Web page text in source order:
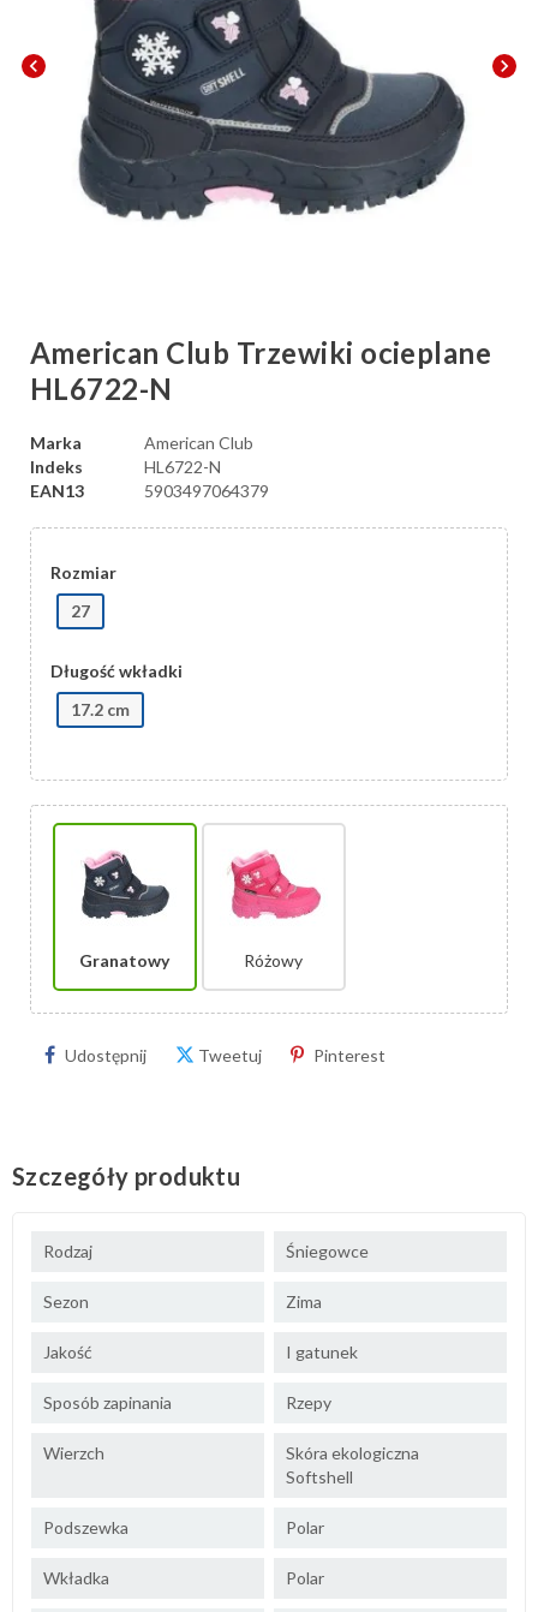
chevron_left chevron_right
American Club Trzewiki ocieplane
HL6722-N
Marka
American Club
Indeks
HL6722-N
EAN13
5903497064379
Rozmiar
27
Długość wkładki
17.2 cm
Granatowy Różowy
Udostępnij Tweetuj Pinterest
Szczegóły produktu
Rodzaj Śniegowce
Sezon Zima
Jakość I gatunek
Sposób zapinania Rzepy
Wierzch
Skóra ekologiczna
Softshell
Podszewka Polar
Wkładka Polar